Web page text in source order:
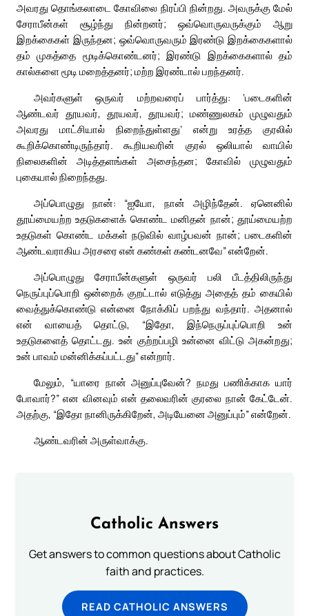
அவரது தொங்கலாடை கோவிலை நிரப்பி நின்றது. அவருக்கு மேல்
சேராபீன்கள் சூழ்ந்து நின்றனர்; ஒவ்வொருவருக்கும் ஆறு
இறக்கைகள் இருந்தன; ஒவ்வொருவரும் இரண்டு இறக்கைகளால்
தம் முகத்தை மூடிக்கொண்டனர்; இரண்டு இறக்கைகளால் தம்
கால்களை மூடி மறைத்தனர்; மற்ற இரண்டால் பறந்தனர்.
அவர்களுள் ஒருவர் மற்றவரைப் பார்த்து: ‘படைகளின்
ஆண்டவர் தூயவர், தூயவர், தூயவர்; மண்ணுலகம் முழுவதும்
அவரது மாட்சியால் நிறைந்துள்ளது’ என்று உரத்த குரலில்
கூறிக்கொண்டிருந்தார். கூறியவரின் குரல் ஒலியால் வாயில்
நிலைகளின் அடித்தளங்கள் அசைந்தன; கோவில் முழுவதும்
புகையால் நிறைந்தது.
அப்பொழுது நான்: “ஐயோ, நான் அழிந்தேன். ஏனெனில்
தூய்மையற்ற உதடுகளைக் கொண்ட மனிதன் நான்; தூய்மையற்ற
உதடுகள் கொண்ட மக்கள் நடுவில் வாழ்பவன் நான்; படைகளின்
ஆண்டவராகிய அரசரை என் கண்கள் கண்டனவே” என்றேன்.
அப்பொழுது சேராபீன்களுள் ஒருவர் பலி பீடத்திலிருந்து
நெருப்புப்பொறி ஒன்றைக் குறட்டால் எடுத்து அதைத் தம் கையில்
வைத்துக்கொண்டு என்னை நோக்கிப் பறந்து வந்தார். அதனால்
என் வாயைத் தொட்டு, “இதோ, இந்நெருப்புப்பொறி உன்
உதடுகளைத் தொட்டது. உன் குற்றப்பழி உன்னை விட்டு அகன்றது;
உன் பாவம் மன்னிக்கப்பட்டது” என்றார்.
மேலும், “யாரை நான் அனுப்புவேன்? நமது பணிக்காக யார்
போவார்?” என வினவும் என் தலைவரின் குரலை நான் கேட்டேன்.
அதற்கு, “இதோ நானிருக்கிறேன், அடியேனை அனுப்பும்” என்றேன்.
ஆண்டவரின் அருள்வாக்கு.
Catholic Answers
Get answers to common questions about Catholic
faith and practices.
READ CATHOLIC ANSWERS